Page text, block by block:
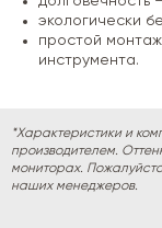
экологически
простой монтаж
инструмента.
*Характеристики и
производителем.
мониторах.
наших менеджеров.